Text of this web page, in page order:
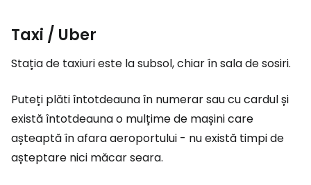
Taxi / Uber
Stația de taxiuri este la subsol, chiar în sala de sosiri.
Puteți plăti întotdeauna în numerar sau cu cardul și
există întotdeauna o mulțime de mașini care
așteaptă în afara aeroportului - nu există timpi de
așteptare nici măcar seara.